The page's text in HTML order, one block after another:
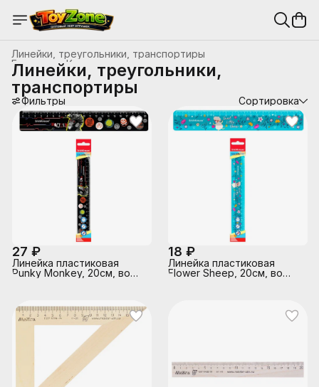
Линейки, треугольники, транспортиры
Канцтовары, школьные принадлежности
Главная ›
Линейки, треугольники,
транспортиры
Фильтры Сортировка
27 ₽
Линейка пластиковая
Punky Monkey, 20см, во
18 ₽
Линейка пластиковая
Flower Sheep, 20см, во